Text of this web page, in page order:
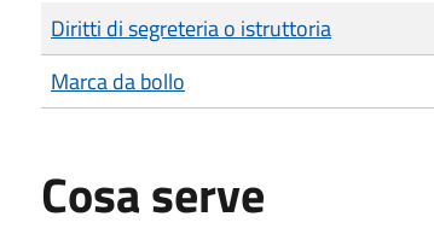
Tipo di pagamento
Importo
Diritti di segreteria o istruttoria
Marca da bollo
Cosa serve